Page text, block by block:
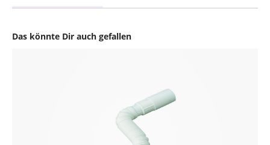
Das könnte Dir auch gefallen